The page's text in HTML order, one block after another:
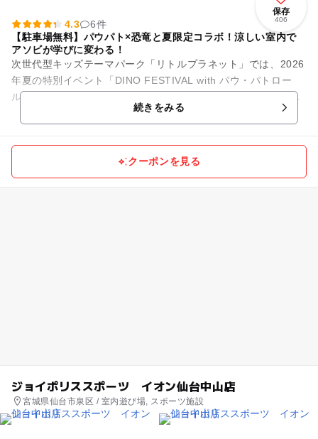
保存
406
4.3
6件
【駐車場無料】パウパト×恐竜と夏限定コラボ！涼しい室内で
アソビが学びに変わる！
次世代型キッズテーマパーク「リトルプラネット」では、2026
年夏の特別イベント「DINO FESTIVAL with パウ・パトロー
ル」を開催中！映画公開を記念した、今しか楽しめない大迫力
続きをみる
クーポンを見る
ジョイポリススポーツ イオン仙台中山店
宮城県仙台市泉区 / 室内遊び場, スポーツ施設